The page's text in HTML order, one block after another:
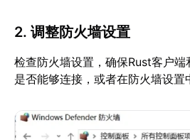
2. 调整防火墙设置
检查防火墙设置，确保Rust客户
是否能够连接，或者在防火墙设置